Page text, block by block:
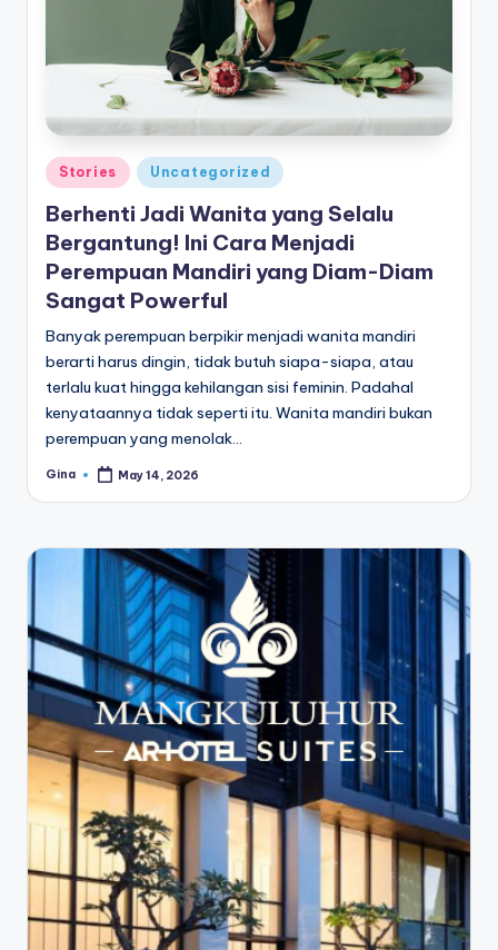
Posted
in
Stories Uncategorized
Berhenti Jadi Wanita yang Selalu
Bergantung! Ini Cara Menjadi
Perempuan Mandiri yang Diam-Diam
Sangat Powerful
Banyak perempuan berpikir menjadi wanita mandiri
berarti harus dingin, tidak butuh siapa-siapa, atau
terlalu kuat hingga kehilangan sisi feminin. Padahal
kenyataannya tidak seperti itu. Wanita mandiri bukan
perempuan yang menolak…
Posted
Gina May 14, 2026